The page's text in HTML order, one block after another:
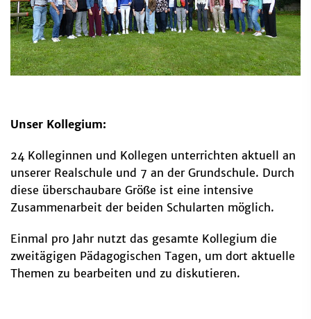
Unser Kollegium:
24 Kolleginnen und Kollegen unterrichten aktuell an
unserer Realschule und 7 an der Grundschule. Durch
diese überschaubare Größe ist eine intensive
Zusammenarbeit der beiden Schularten möglich.
Einmal pro Jahr nutzt das gesamte Kollegium die
zweitägigen Pädagogischen Tagen, um dort aktuelle
Themen zu bearbeiten und zu diskutieren.